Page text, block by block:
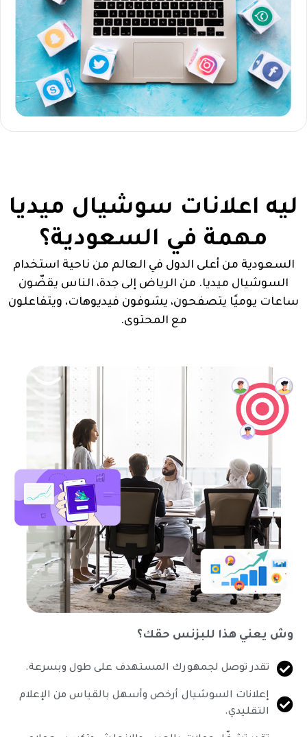
ليه اعلانات سوشيال ميديا
مهمة في السعودية؟
السعودية من أعلى الدول في العالم من ناحية استخدام
السوشيال ميديا. من الرياض إلى جدة، الناس يقضّون
ساعات يوميًا يتصفحون، يشوفون فيديوهات، ويتفاعلون
مع المحتوى.
وش يعني هذا للبزنس حقك؟
تقدر توصل لجمهورك المستهدف على طول وبسرعة.
إعلانات السوشيال أرخص وأسهل بالقياس من الإعلام
التقليدي.